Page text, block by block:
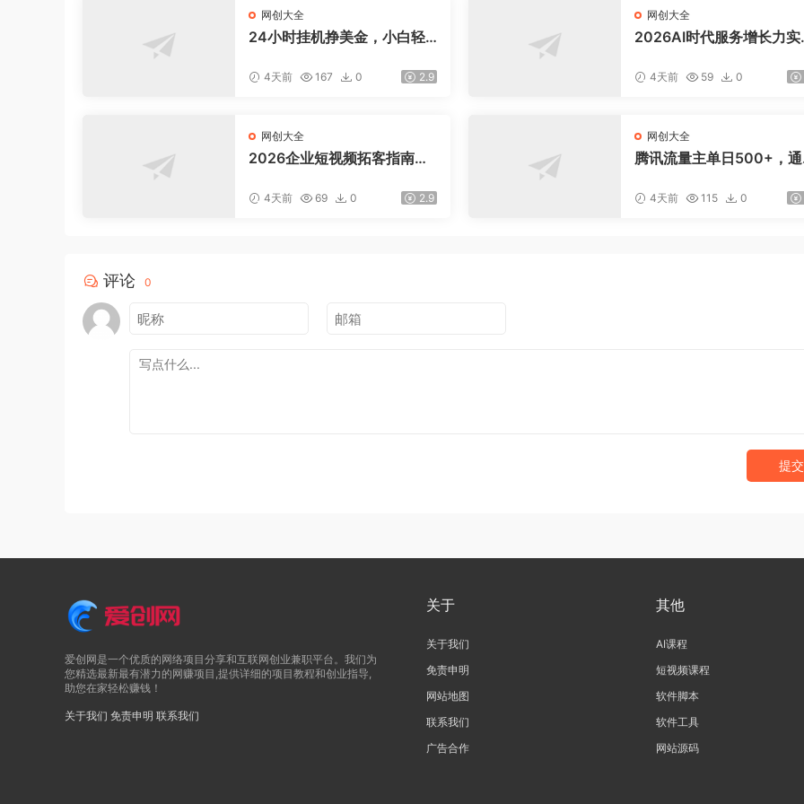
网创大全
24小时挂机挣美金，小白轻
4天前 167 0 2.9
网创大全
2026AI时代服务增长力实
法教学，破解门店客源流
4天前 59 0
网创大全
2026企业短视频拓客指南：
案镜头实操，打通公域引流私
4天前 69 0 2.9
网创大全
腾讯流量主单日500+，通
稳定躺赚腾讯广告收益
4天前 115 0
评论 0
提交
爱创网是一个优质的网络项目分享和互联网创业兼职平台。我们为
您精选最新最有潜力的网赚项目,提供详细的项目教程和创业指导,
助您在家轻松赚钱！
关于我们 免责申明 联系我们
关于
关于我们
免责申明
网站地图
联系我们
广告合作
其他
AI课程
短视频课程
软件脚本
软件工具
网站源码